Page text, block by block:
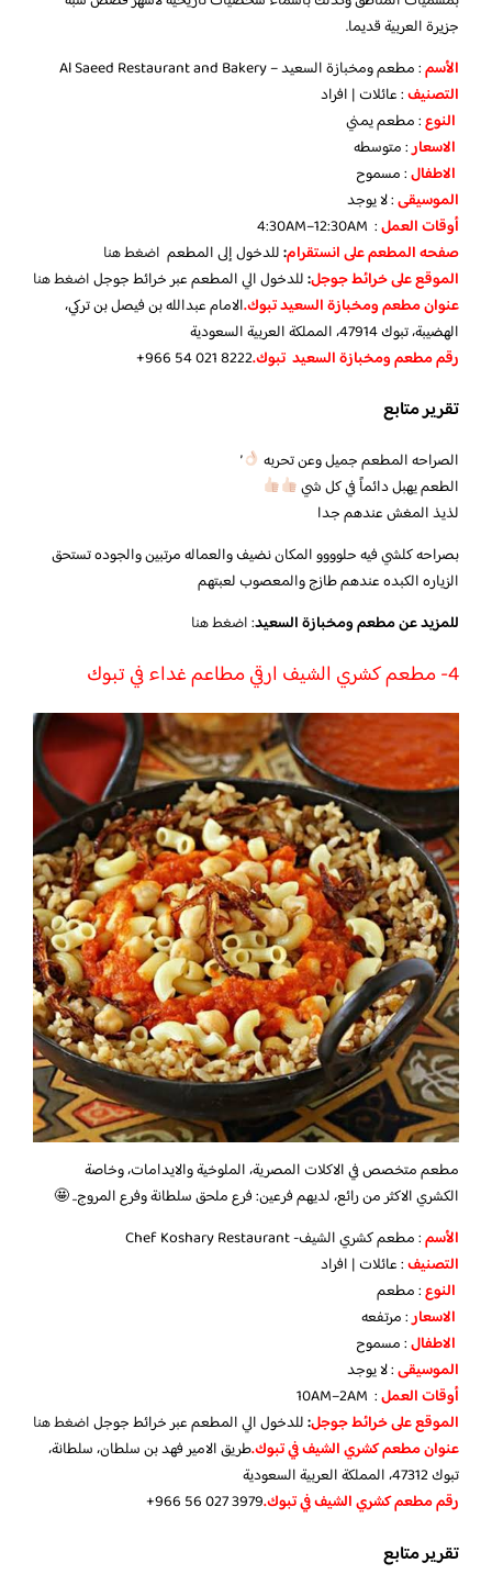
جزيرة العربية قديما.
الأسم: مطعم ومخبازة السعيد – Al Saeed Restaurant and Bakery
التصنيف: عائلات | افراد
النوع: مطعم يمني
الاسعار: متوسطه
الاطفال: مسموح
الموسيقى: لا يوجد
أوقات العمل: 4:30AM–12:30AM
صفحه المطعم على انستقرام:للدخول إلى المطعم اضغط هنا
الموقع على خرائط جوجل:للدخول الي المطعم عبر خرائط جوجلاضغط هنا
عنوان مطعم ومخبازة السعيد تبوك.الامام عبدالله بن فيصل بن تركي،
الهضيبة، تبوك 47914، المملكة العربية السعودية
رقم مطعم ومخبازة السعيد تبوك.
تقرير متابع
الصراحه المطعم جميل وعن تحربه
’
الطعم يهبل دائماً في كل شي
لذيذ المغش عندهم جدا
بصراحه كلشي فيه حلوووو المكان نضيف والعماله مرتبين والجوده تستحق
الزياره الكبده عندهم طازج والمعصوب لعبتهم
للمزيد عن مطعم ومخبازة السعيد:اضغط هنا
4- مطعم كشري الشيف ارقي مطاعم غداء في تبوك
مطعم متخصص في الاكلات المصرية، الملوخية والايدامات، وخاصة
الكشريالاكثر من رائع، لديهم فرعين: فرع ملحق سلطانة وفرع المروج.. 🤩
الأسم: مطعم كشري الشيف- Chef Koshary Restaurant
التصنيف: عائلات | افراد
النوع: مطعم
الاسعار: مرتفعه
الاطفال: مسموح
الموسيقى: لا يوجد
أوقات العمل: 10AM–2AM
الموقع على خرائط جوجل:للدخول الي المطعم عبر خرائط جوجلاضغط هنا
عنوان مطعم كشري الشيف في تبوك.طريق الامير فهد بن سلطان، سلطانة،
تبوك 47312، المملكة العربية السعودية
رقم مطعم كشري الشيف في تبوك.
تقرير متابع